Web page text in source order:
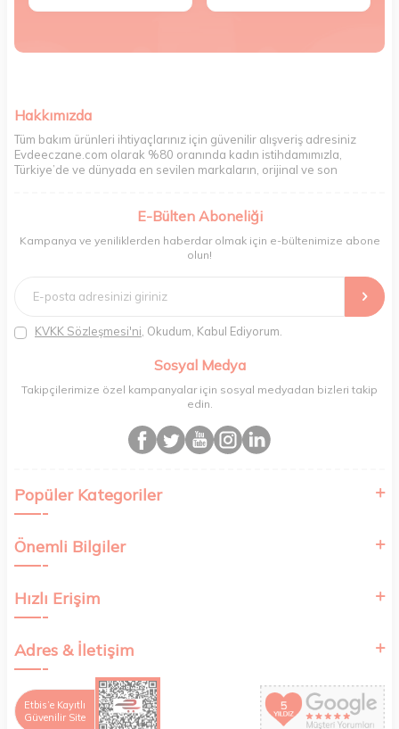
Hakkımızda
Tüm bakım ürünleri ihtiyaçlarınız için güvenilir alışveriş adresiniz
Evdeeczane.com olarak %80 oranında kadın istihdamımızla,
Türkiye’de ve dünyada en sevilen markaların, orijinal ve son
paketliyoruz. Herhangi bir durumdan dolayı olumsuz olarak geri
müşteri temsilcilerimiz aracılığı ile gerekli tüm desteği sağlıyoruz.
2017 yılından bugüne, yüzlerce marka ve binlerce ürün seçeneğini
distribütörlerinden faturalı olarak tedarik ediyor ve müşterilerimize
aynı şekilde faturalı ve orijinal ambalajlarda gönderim sağlıyoruz.
Paketleme sürecinde geri dönüştürülebilir malzemeler kullanarak
atık oranımızı en aza indiriyor ve daha yaşanabilir bir dünya
E-Bülten Aboneliği
Kampanya ve yeniliklerden haberdar olmak için e-bültenimize abone
olun!
KVKK Sözleşmesi'ni , Okudum, Kabul Ediyorum.
Sosyal Medya
Takipçilerimize özel kampanyalar için sosyal medyadan bizleri takip
edin.
Popüler Kategoriler
Önemli Bilgiler
Hızlı Erişim
Adres & İletişim
Etbis’e Kayıtlı
Güvenilir Site